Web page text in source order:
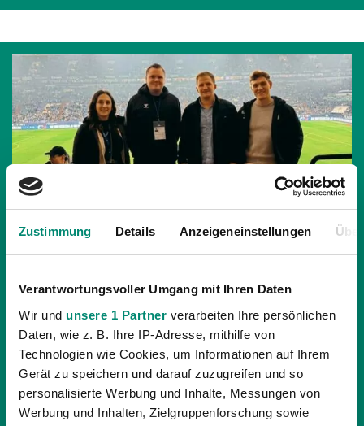
Zustimmung Details Anzeigeneinstellungen
Verantwortungsvoller Umgang mit Ihren Daten
Wir und unsere 1 Partner verarbeiten Ihre persönlichen
Daten, wie z. B. Ihre IP-Adresse, mithilfe von
Technologien wie Cookies, um Informationen auf Ihrem
Gerät zu speichern und darauf zuzugreifen und so
personalisierte Werbung und Inhalte, Messungen von
Werbung und Inhalten, Zielgruppenforschung sowie
| ALLGEMEINE NEWS
SV OBERBANK RIED ZU GAST BEI SCHALKE
04
Am Freitag, dem 24. Oktober, waren Wolfgang Fiala,
Geschäftsführer Sport, und Lukas Brandl, Technischer
Direktor, sowie Tim Entenfellner, Marketing, und Eva